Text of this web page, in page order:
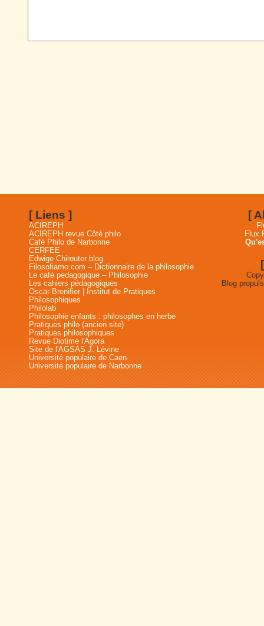
[ Liens ]
ACIREPH
ACIREPH revue Côté philo
Café Philo de Narbonne
CERFEE
Edwige Chirouter blog
Filosofiamo.com – Dictionnaire de la philosophie
Le café pedagogique – Philosophie
Les cahiers pédagogiques
Oscar Brenifier | Institut de Pratiques
Philosophiques
Philolab
Philosophie enfants : philosophes en herbe
Pratiques philo (ancien site)
Pratiques philosophiques
Revue Diotime l'Agora
Site de l'AGSAS J. Lévine
Université populaire de Caen
Université populaire de Narbonne
[
Flux
Blog